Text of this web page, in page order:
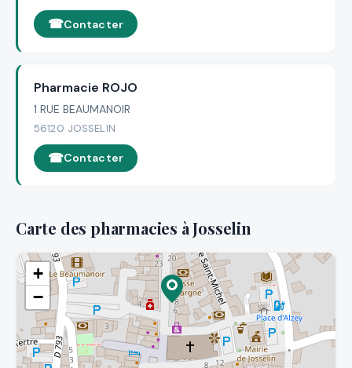
Contacter
Pharmacie ROJO
1 RUE BEAUMANOIR
56120 JOSSELIN
Contacter
Carte des pharmacies à Josselin
+
−